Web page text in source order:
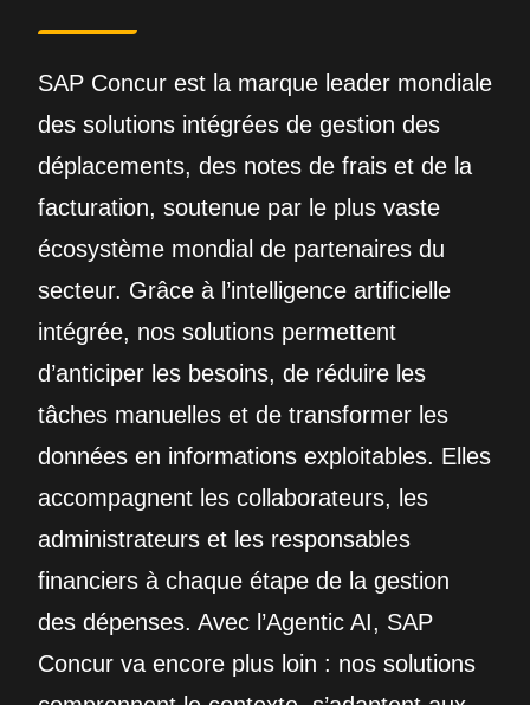
SAP Concur est la marque leader mondiale
des solutions intégrées de gestion des
déplacements, des notes de frais et de la
facturation, soutenue par le plus vaste
écosystème mondial de partenaires du
secteur. Grâce à l’intelligence artificielle
intégrée, nos solutions permettent
d’anticiper les besoins, de réduire les
tâches manuelles et de transformer les
données en informations exploitables. Elles
accompagnent les collaborateurs, les
administrateurs et les responsables
financiers à chaque étape de la gestion
des dépenses. Avec l’Agentic AI, SAP
Concur va encore plus loin : nos solutions